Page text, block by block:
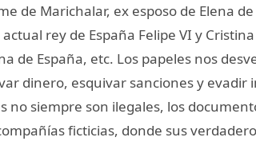
de Marichalar, ex esposo de Elena
rey de España Felipe VI y
de España, etc. Los papeles nos
dinero, esquivar sanciones y evadir
no siempre son ilegales, los
ficticias, donde sus